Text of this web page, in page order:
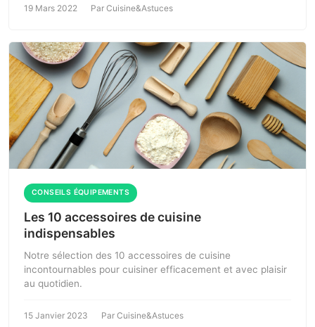
19 Mars 2022 Par Cuisine&Astuces
CONSEILS ÉQUIPEMENTS
Les 10 accessoires de cuisine
indispensables
Notre sélection des 10 accessoires de cuisine
incontournables pour cuisiner efficacement et avec plaisir
au quotidien.
15 Janvier 2023 Par Cuisine&Astuces